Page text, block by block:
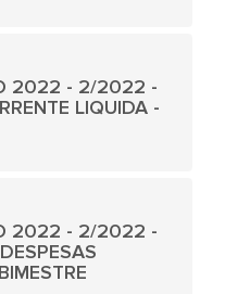
2022 - 2/2022 -
LIQUIDA -
2022 - 2/2022 -